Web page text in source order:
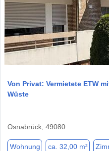
Von Privat: Vermietete ETW
Wüste
Osnabrück, 49080
Wohnung ca. 32,00 m²